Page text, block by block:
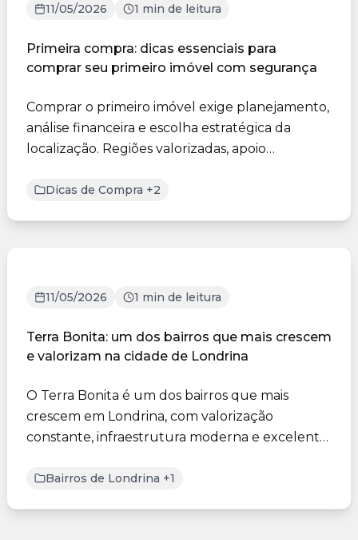
11/05/2026 1 min de leitura
Primeira compra: dicas essenciais para
comprar seu primeiro imóvel com segurança
Comprar o primeiro imóvel exige planejamento,
análise financeira e escolha estratégica da
localização. Regiões valorizadas, apoio
Dicas de Compra +2
11/05/2026 1 min de leitura
Terra Bonita: um dos bairros que mais crescem
e valorizam na cidade de Londrina
O Terra Bonita é um dos bairros que mais
crescem em Londrina, com valorização
constante, infraestrutura moderna e excelente
Bairros de Londrina +1